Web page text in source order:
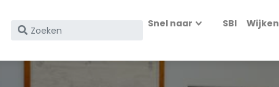
Zoek
bedrijfsnaam
Snel naar SBI Wijken